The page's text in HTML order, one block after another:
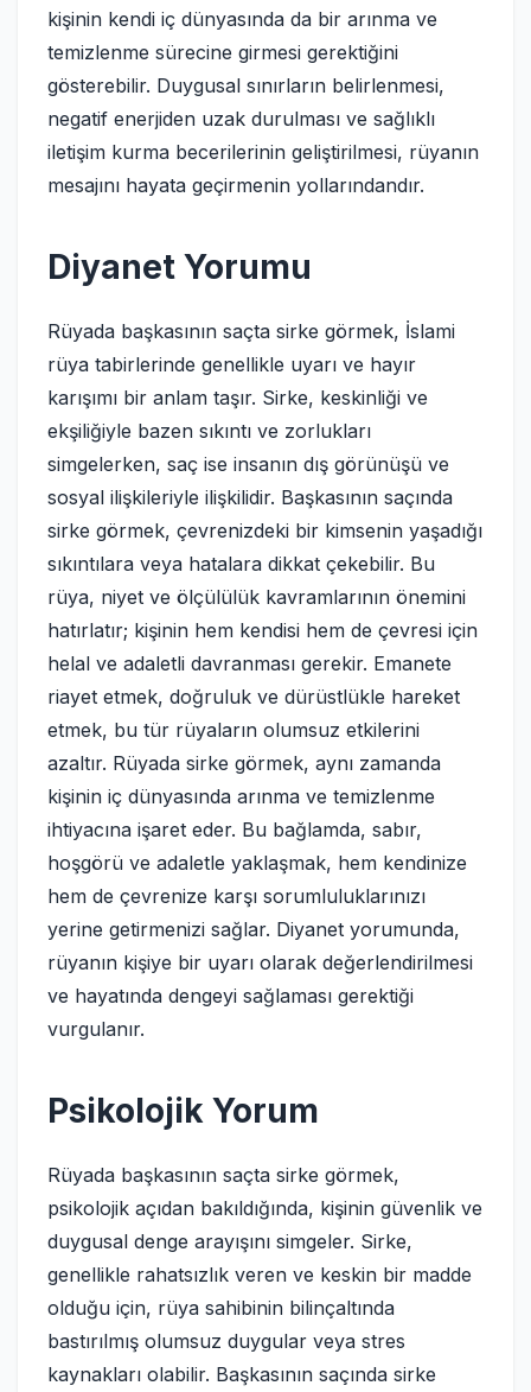
kişinin kendi iç dünyasında da bir arınma ve
temizlenme sürecine girmesi gerektiğini
gösterebilir. Duygusal sınırların belirlenmesi,
negatif enerjiden uzak durulması ve sağlıklı
iletişim kurma becerilerinin geliştirilmesi, rüyanın
mesajını hayata geçirmenin yollarındandır.
Diyanet Yorumu
Rüyada başkasının saçta sirke görmek, İslami
rüya tabirlerinde genellikle uyarı ve hayır
karışımı bir anlam taşır. Sirke, keskinliği ve
ekşiliğiyle bazen sıkıntı ve zorlukları
simgelerken, saç ise insanın dış görünüşü ve
sosyal ilişkileriyle ilişkilidir. Başkasının saçında
sirke görmek, çevrenizdeki bir kimsenin yaşadığı
sıkıntılara veya hatalara dikkat çekebilir. Bu
rüya, niyet ve ölçülülük kavramlarının önemini
hatırlatır; kişinin hem kendisi hem de çevresi için
helal ve adaletli davranması gerekir. Emanete
riayet etmek, doğruluk ve dürüstlükle hareket
etmek, bu tür rüyaların olumsuz etkilerini
azaltır. Rüyada sirke görmek, aynı zamanda
kişinin iç dünyasında arınma ve temizlenme
ihtiyacına işaret eder. Bu bağlamda, sabır,
hoşgörü ve adaletle yaklaşmak, hem kendinize
hem de çevrenize karşı sorumluluklarınızı
yerine getirmenizi sağlar. Diyanet yorumunda,
rüyanın kişiye bir uyarı olarak değerlendirilmesi
ve hayatında dengeyi sağlaması gerektiği
vurgulanır.
Psikolojik Yorum
Rüyada başkasının saçta sirke görmek,
psikolojik açıdan bakıldığında, kişinin güvenlik ve
duygusal denge arayışını simgeler. Sirke,
genellikle rahatsızlık veren ve keskin bir madde
olduğu için, rüya sahibinin bilinçaltında
bastırılmış olumsuz duygular veya stres
kaynakları olabilir. Başkasının saçında sirke